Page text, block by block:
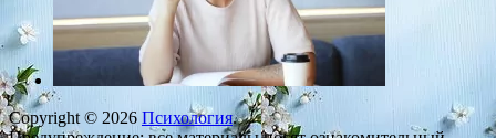
Copyright © 2026 Психология.